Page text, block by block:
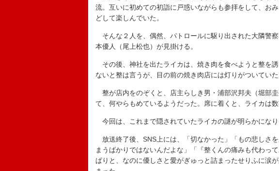
流。互いに初めての初詣に戸惑いながらも参拝をして、お
どして楽しんでいた。
そんな２人を、偶然、パトロールに駆り出された大隣警
本優人（尾上松也）が見掛ける。
その後、神社を出たライカは、焼き肉を食べようと整を
ないと整は言うが、目の前の焼き肉店には灯りがついていた
整が店内をのぞくと、店主らしき男・浦部沢邦夫（堀部
て、何やらもめているようだった。席に着くと、ライカは
今回は、これまで隠されていたライカの謎が明らかになり
放送終了後、SNS上には、「切なかった」「もの悲しさ
まうばかりではないんだよな」「『整くんの痛みも代わっ
ぱりと、なのに優しさと愛がぎゅっと詰まったせりふに涙